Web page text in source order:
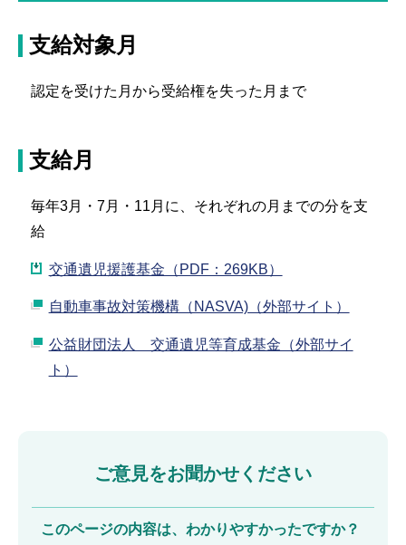
支給対象月
認定を受けた月から受給権を失った月まで
支給月
毎年3月・7月・11月に、それぞれの月までの分を支
給
交通遺児援護基金（PDF：269KB）
自動車事故対策機構（NASVA)（外部サイト）
公益財団法人 交通遺児等育成基金（外部サイ
ト）
ご意見をお聞かせください
このページの内容は、わかりやすかったですか？